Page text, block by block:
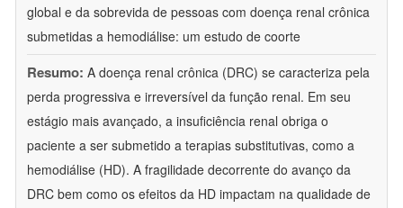
global e da sobrevida de pessoas com doença renal crônica
submetidas a hemodiálise: um estudo de coorte
Resumo: A doença renal crônica (DRC) se caracteriza pela
perda progressiva e irreversível da função renal. Em seu
estágio mais avançado, a insuficiência renal obriga o
paciente a ser submetido a terapias substitutivas, como a
hemodiálise (HD). A fragilidade decorrente do avanço da
DRC bem como os efeitos da HD impactam na qualidade de